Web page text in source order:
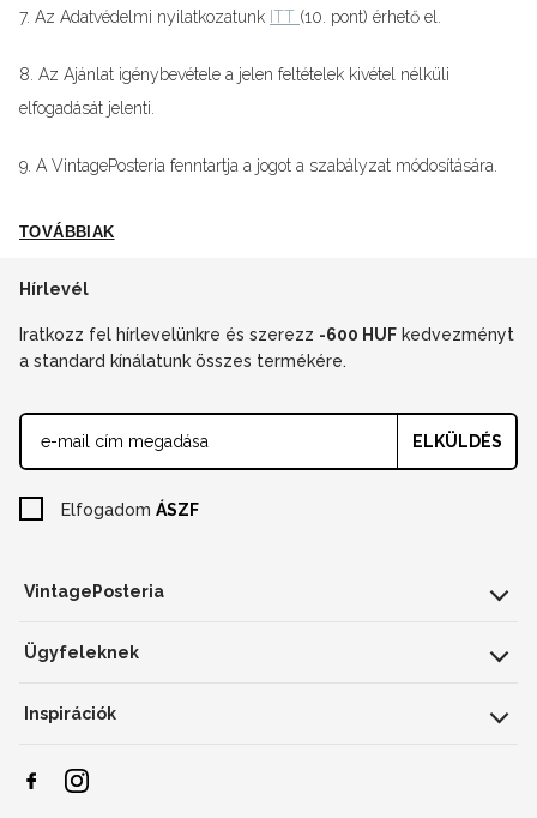
7. Az Adatvédelmi nyilatkozatunk ITT (10. pont) érhető el.
8. Az Ajánlat igénybevétele a jelen feltételek kivétel nélküli
elfogadását jelenti.
9. A VintagePosteria fenntartja a jogot a szabályzat módosítására.
TOVÁBBIAK
VintagePosteria
Ügyfeleknek
Inspirációk
Hírlevél
Iratkozz fel hírlevelünkre és szerezz -600 HUF kedvezményt
a standard kínálatunk összes termékére.
ELKÜLDÉS
Elfogadom ÁSZF